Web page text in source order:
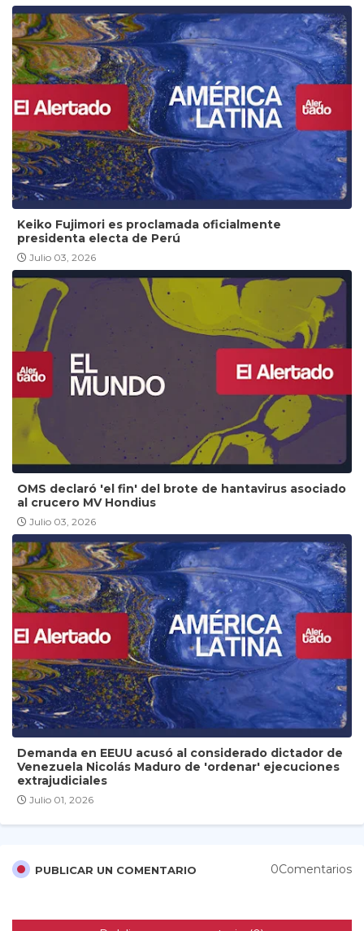
Keiko Fujimori es proclamada oficialmente
presidenta electa de Perú
Julio 03, 2026
OMS declaró 'el fin' del brote de hantavirus asociado
al crucero MV Hondius
Julio 03, 2026
Demanda en EEUU acusó al considerado dictador de
Venezuela Nicolás Maduro de 'ordenar' ejecuciones
extrajudiciales
Julio 01, 2026
PUBLICAR UN COMENTARIO 0Comentarios